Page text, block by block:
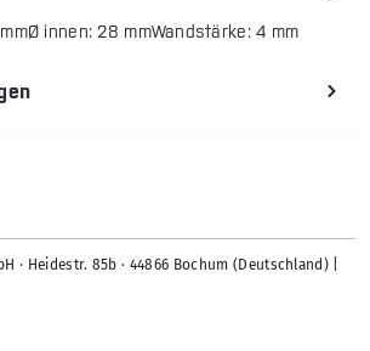
innen: 28 mmWandstärke: 4 mm
· Heidestr. 85b · 44866 Bochum (Deutschland) |